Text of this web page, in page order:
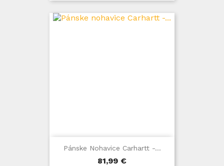
Pánske Nohavice Carhartt -...
Cena
81,99 €